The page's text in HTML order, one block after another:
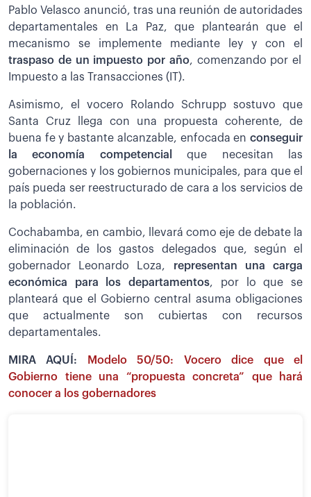
Pablo Velasco anunció, tras una reunión de autoridades
departamentales en La Paz, que plantearán que el
mecanismo se implemente mediante ley y con el
traspaso de un impuesto por año, comenzando por el
Impuesto a las Transacciones (IT).
Asimismo, el vocero Rolando Schrupp sostuvo que
Santa Cruz llega con una propuesta coherente, de
buena fe y bastante alcanzable, enfocada en conseguir
la economía competencialque necesitan las
gobernaciones y los gobiernos municipales, para que el
país pueda ser reestructurado de cara a los servicios de
la población.
Cochabamba, en cambio, llevará como eje de debate la
eliminación de los gastos delegados que, según el
gobernador Leonardo Loza, representan una carga
económica para los departamentos, por lo que se
planteará que el Gobierno central asuma obligaciones
que actualmente son cubiertas con recursos
departamentales.
MIRA AQUÍ:
Modelo 50/50: Vocero dice que el
Gobierno tiene una “propuesta concreta” que hará
conocer a los gobernadores